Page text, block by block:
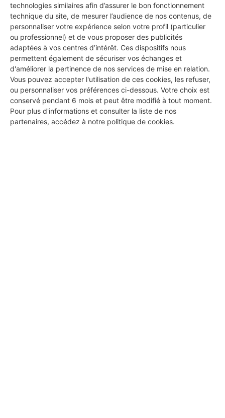
technologies similaires afin d’assurer le bon fonctionnement
technique du site, de mesurer l’audience de nos contenus, de
personnaliser votre expérience selon votre profil (particulier
ou professionnel) et de vous proposer des publicités
adaptées à vos centres d’intérêt. Ces dispositifs nous
permettent également de sécuriser vos échanges et
d'améliorer la pertinence de nos services de mise en relation.
Vous pouvez accepter l'utilisation de ces cookies, les refuser,
ou personnaliser vos préférences ci-dessous. Votre choix est
conservé pendant 6 mois et peut être modifié à tout moment.
Pour plus d'informations et consulter la liste de nos
partenaires, accédez à notre politique de cookies.
Aucun autre professionnel disponible dans cette zone